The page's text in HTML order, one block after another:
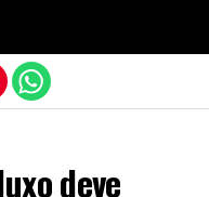
deve